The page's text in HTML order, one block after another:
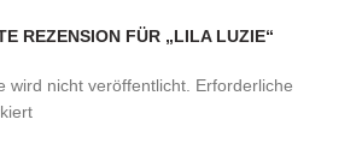
REZENSION FÜR „LILA LUZIE“
wird nicht veröffentlicht. Erforderliche